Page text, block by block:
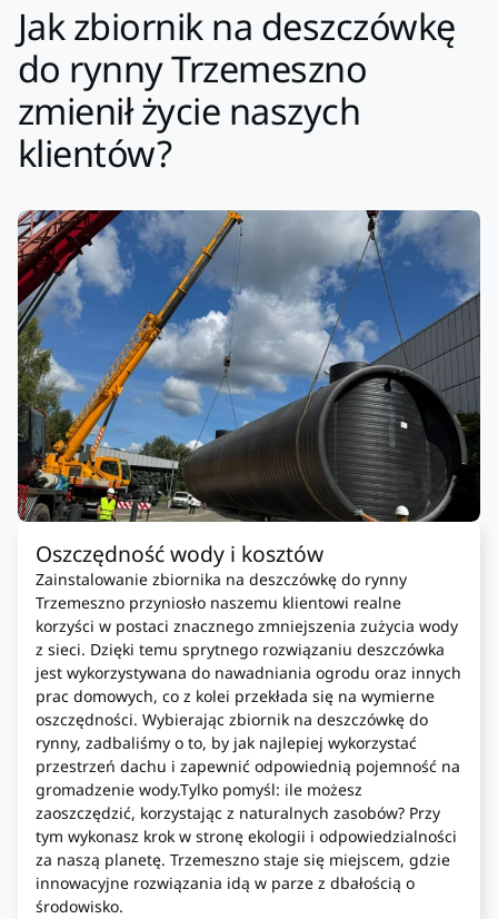
Jak zbiornik na deszczówkę
do rynny Trzemeszno
zmienił życie naszych
klientów?
Oszczędność wody i kosztów
Zainstalowanie zbiornika na deszczówkę do rynny
Trzemeszno przyniosło naszemu klientowi realne
korzyści w postaci znacznego zmniejszenia zużycia wody
z sieci. Dzięki temu sprytnego rozwiązaniu deszczówka
jest wykorzystywana do nawadniania ogrodu oraz innych
prac domowych, co z kolei przekłada się na wymierne
oszczędności. Wybierając zbiornik na deszczówkę do
rynny, zadbaliśmy o to, by jak najlepiej wykorzystać
przestrzeń dachu i zapewnić odpowiednią pojemność na
gromadzenie wody.Tylko pomyśl: ile możesz
zaoszczędzić, korzystając z naturalnych zasobów? Przy
tym wykonasz krok w stronę ekologii i odpowiedzialności
za naszą planetę. Trzemeszno staje się miejscem, gdzie
innowacyjne rozwiązania idą w parze z dbałością o
środowisko.